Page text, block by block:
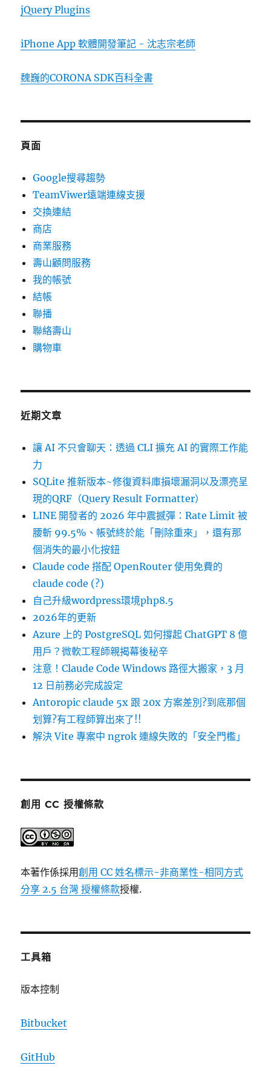
jQuery Plugins
iPhone App 軟體開發筆記 - 沈志宗老師
魏巍的CORONA SDK百科全書
頁面
Google搜尋趨勢
TeamViwer遠端連線支援
交換連結
商店
商業服務
壽山顧問服務
我的帳號
結帳
聯播
聯絡壽山
購物車
近期文章
讓 AI 不只會聊天：透過 CLI 擴充 AI 的實際工作能
力
SQLite 推新版本~修復資料庫損壞漏洞以及漂亮呈
現的QRF（Query Result Formatter）
LINE 開發者的 2026 年中震撼彈：Rate Limit 被
腰斬 99.5%、帳號終於能「刪除重來」，還有那
個消失的最小化按鈕
Claude code 搭配 OpenRouter 使用免費的
claude code (?)
自己升級wordpress環境php8.5
2026年的更新
Azure 上的 PostgreSQL 如何撐起 ChatGPT 8 億
用戶？微軟工程師親揭幕後秘辛
注意！Claude Code Windows 路徑大搬家，3 月
12 日前務必完成設定
Antoropic claude 5x 跟 20x 方案差別?到底那個
划算?有工程師算出來了!!
解決 Vite 專案中 ngrok 連線失敗的「安全門檻」
創用 CC 授權條款
本著作係採用創用 CC 姓名標示-非商業性-相同方式
分享 2.5 台灣 授權條款授權.
工具箱
版本控制
Bitbucket
GitHub